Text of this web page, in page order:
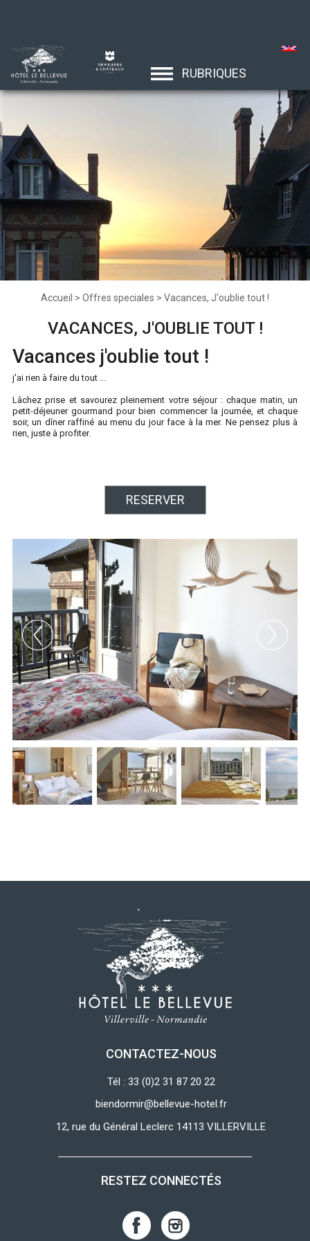
RUBRIQUES
Accueil > Offres speciales > Vacances, J'oublie tout !
VACANCES, J'OUBLIE TOUT !
Vacances j'oublie tout !
j'ai rien à faire du tout ...
Lâchez prise et savourez pleinement votre séjour : chaque matin, un
petit-déjeuner gourmand pour bien commencer la journée, et chaque
soir, un dîner raffiné au menu du jour face à la mer. Ne pensez plus à
rien, juste à profiter.
RESERVER
CONTACTEZ-NOUS
Tél : 33 (0)2 31 87 20 22
biendormir@bellevue-hotel.fr
12, rue du Général Leclerc 14113 VILLERVILLE
RESTEZ CONNECTÉS